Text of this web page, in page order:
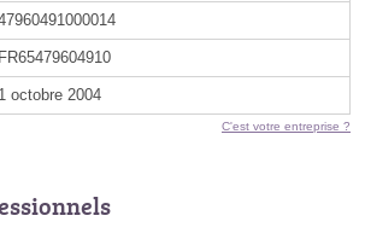
FR65479604910
1 octobre 2004
C'est votre entreprise ?